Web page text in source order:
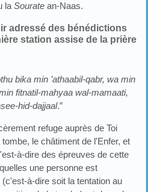
laSourate an-Naas.
adressé des bénédictions
station assise de la prière
bika min ’athaabil-qabr, wa min
fitnatil-mahyaa wal-mamaati,
hid-dajjaal.”
refuge auprès de Toi
le châtiment de l'Enfer, et
à-dire des épreuves de cette
une personne est
à-dire soit la tentation au